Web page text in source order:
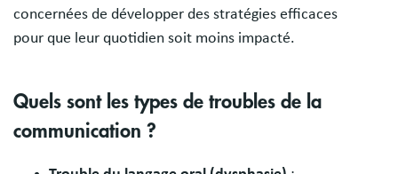
concernées de développer des stratégies efficaces
pour que leur quotidien soit moins impacté.
Quels sont les types de troubles de la
communication ?